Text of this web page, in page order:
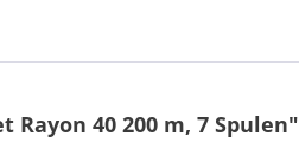
40 200 m, 7 Spulen"